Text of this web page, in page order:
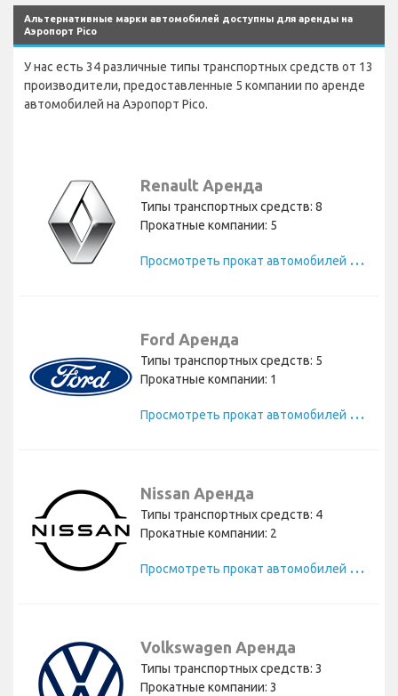
Альтернативные марки автомобилей доступны для аренды на
Аэропорт Pico
У нас есть 34 различные типы транспортных средств от 13
производители, предоставленные 5 компании по аренде
автомобилей на Аэропорт Pico.
Renault Аренда
Типы транспортных средств: 8
Прокатные компании: 5
П
росмотреть прокат автомобилей Renault
Ford Аренда
Типы транспортных средств: 5
Прокатные компании: 1
П
росмотреть прокат автомобилей Ford
Nissan Аренда
Типы транспортных средств: 4
Прокатные компании: 2
П
росмотреть прокат автомобилей Nissan
Volkswagen Аренда
Типы транспортных средств: 3
Прокатные компании: 3